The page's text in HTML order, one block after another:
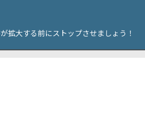
拡大する前にストップさせましょう！